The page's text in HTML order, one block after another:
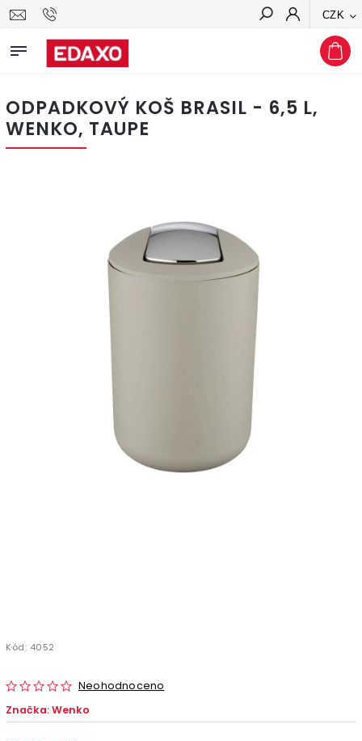
CZK
Hledat
ODPADKOVÝ KOŠ BRASIL - 6,5 L,
WENKO, TAUPE
Kód: 4052
Neohodnoceno
Značka:Wenko